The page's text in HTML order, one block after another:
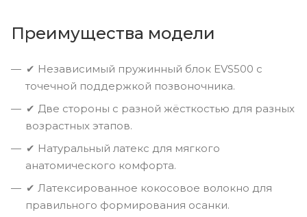
Преимущества модели
✔ Независимый пружинный блок EVS500 с
точечной поддержкой позвоночника.
✔ Две стороны с разной жёсткостью для разных
возрастных этапов.
✔ Натуральный латекс для мягкого
анатомического комфорта.
✔ Латексированное кокосовое волокно для
правильного формирования осанки.